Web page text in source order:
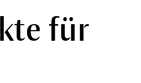
für